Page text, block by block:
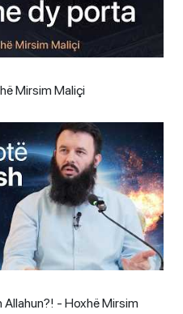
Mirsim Maliçi
- Hoxhë Mirsim